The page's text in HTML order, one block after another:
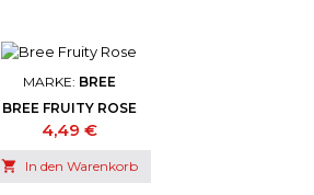
MARKE: BREE
BREE FRUITY ROSE
Preis
4,49 €
 In den Warenkorb